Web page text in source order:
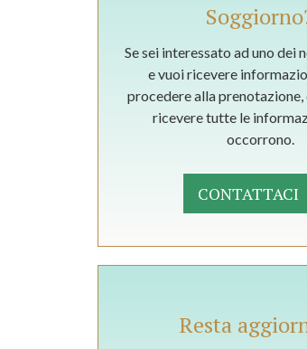
Se sei interessato ad uno dei
e vuoi ricevere
procedere alla
ricevere tutte le
occorrono.
CONTATTACI
Resta